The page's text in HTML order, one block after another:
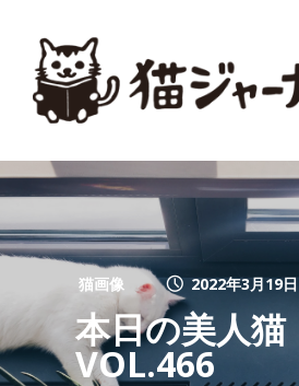
猫画像 2022年3月19日
本日の美人猫
VOL.466